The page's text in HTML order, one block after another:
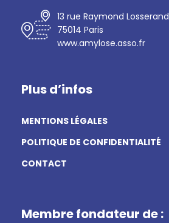
13 rue Raymond Losserand
75014 Paris
www.amylose.asso.fr
Plus d’infos
MENTIONS LÉGALES
POLITIQUE DE CONFIDENTIALITÉ
CONTACT
Membre fondateur de :